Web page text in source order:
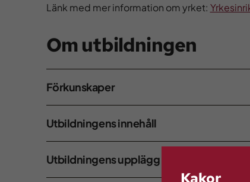
Länk med mer information om yrket:
Om utbildningen
Förkunskaper
Utbildningens innehåll
Utbildningens upplägg
Kakor